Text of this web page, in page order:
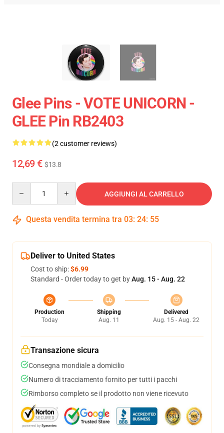
Glee Pins - VOTE UNICORN -
GLEE Pin RB2403
(2 customer reviews)
12,69 € $13.8
AGGIUNGI AL CARRELLO
Questa vendita termina tra 03: 24: 55
Deliver to United States
Cost to ship:$6.99
Standard - Order today to get byAug. 15 - Aug. 22
Production
Today
Shipping
Aug. 11
Delivered
Aug. 15 - Aug. 22
Transazione sicura
Consegna mondiale a domicilio
Numero di tracciamento fornito per tutti i pacchi
Rimborso completo se il prodotto non viene ricevuto